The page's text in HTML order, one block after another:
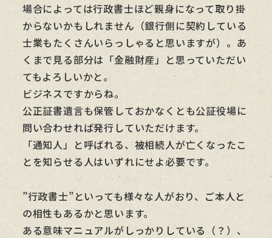
場合によっては行政書士ほど親身になって取り掛
からないかもしれません（銀行側に契約している
士業もたくさんいらっしゃると思いますが）。あ
くまで見る部分は「金融財産」と思っていただい
てもよろしいかと。
ビジネスですからね。
公正証書遺言も保管しておかなくとも公証役場に
問い合わせれば発行していただけます。
「通知人」と呼ばれる、被相続人が亡くなったこ
とを知らせる人はいずれにせよ必要です。
”行政書士”といっても様々な人がおり、ご本人と
の相性もあるかと思います。
ある意味マニュアルがしっかりしている（？）、